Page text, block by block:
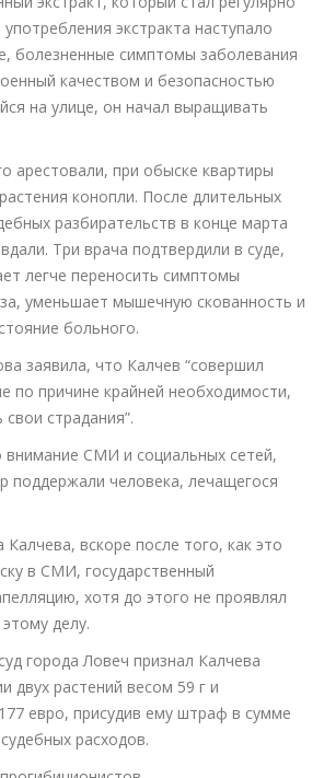
экстракта наступало
болезненные симптомы заболевания
качеством и безопасностью
на улице, он начал выращивать
арестовали, при обыске квартиры
конопли. После длительных
разбирательств в конце марта
Три врача подтвердили в суде,
легче переносить симптомы
уменьшает мышечную скованность и
больного.
заявила, что Калчев “совершил
по причине крайней необходимости,
страдания”.
внимание СМИ и социальных сетей,
поддержали человека, лечащегося
вскоре после того, как это
в СМИ, государственный
хотя до этого не проявлял
делу.
города Ловеч признал Калчева
двух растений весом 59 г и
евро, присудив ему штраф в сумме
расходов.